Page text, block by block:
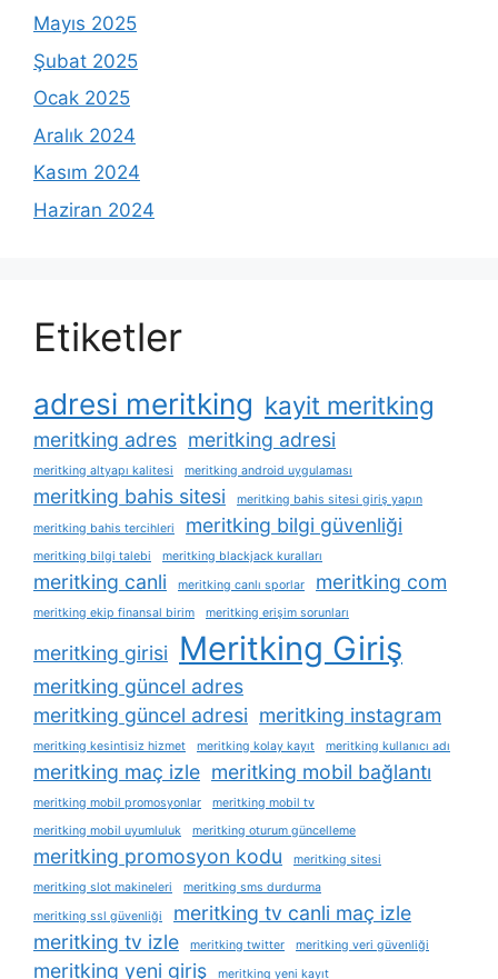
Mayıs 2025
Şubat 2025
Ocak 2025
Aralık 2024
Kasım 2024
Haziran 2024
Etiketler
adresi meritking kayit meritking
meritking adres meritking adresi
meritking altyapı kalitesi meritking android uygulaması
meritking bahis sitesi
meritking bahis sitesi giriş yapın
meritking bahis tercihleri
meritking bilgi güvenliği
meritking bilgi talebi meritking blackjack kuralları
meritking canli meritking canlı sporlar meritking com
meritking ekip finansal birim meritking erişim sorunları
meritking girisi Meritking Giriş
meritking güncel adres
meritking güncel adresi meritking instagram
meritking kesintisiz hizmet meritking kolay kayıt meritking kullanıcı adı
meritking maç izle meritking mobil bağlantı
meritking mobil promosyonlar
meritking mobil tv
meritking mobil uyumluluk
meritking oturum güncelleme
meritking promosyon kodu
meritking sitesi
meritking slot makineleri
meritking sms durdurma
meritking ssl güvenliği
meritking tv canli maç izle
meritking tv izle
meritking twitter meritking veri güvenliği
meritking yeni giriş meritking yeni kayıt